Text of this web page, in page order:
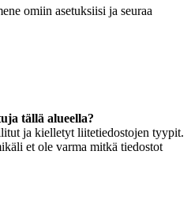
omiin asetuksiisi ja seuraa
tällä alueella?
ja kielletyt liitetiedostojen tyypit.
et ole varma mitkä tiedostot